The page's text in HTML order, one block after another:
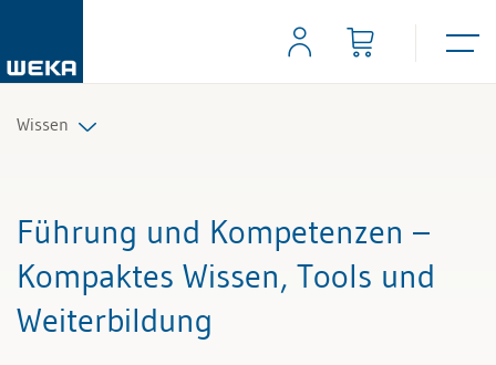
Wissen
Management
Führung & Kompetenzen
Führung und Kompetenzen –
Kompaktes Wissen, Tools und
Weiterbildung